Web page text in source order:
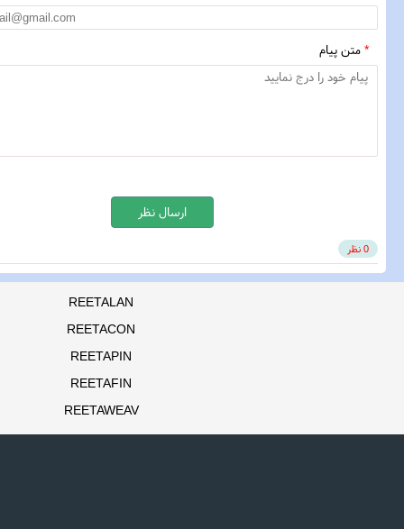
*متن پیام
ارسال نظر
0 نظر
REETALAN
REETACON
REETAPIN
REETAFIN
REETAWEAV